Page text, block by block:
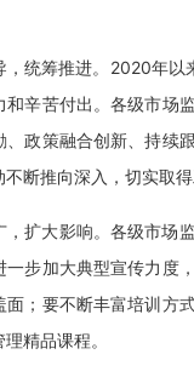
，统筹推进。2020年
和辛苦付出。各级市场
、政策融合创新、持续
断推向深入，切实取得
，扩大影响。各级市
一步加大典型宣传力度
面；要不断丰富培训方
精品课程。